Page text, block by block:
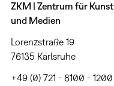
ZKM | Zentrum für Kunst
und Medien
Lorenzstraße 19
76135 Karlsruhe
+49 (0) 721 - 8100 - 1200